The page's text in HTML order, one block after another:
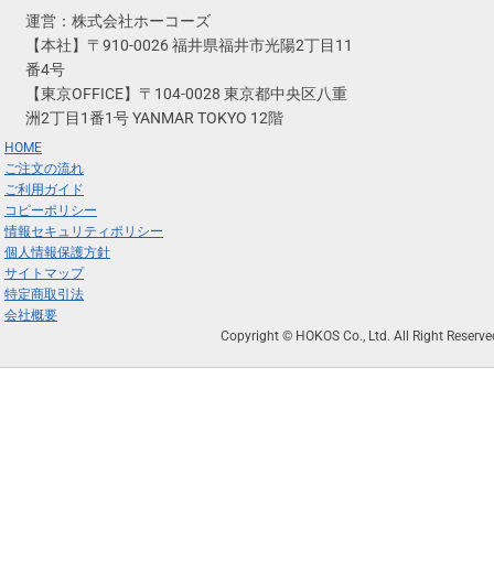
運営：株式会社ホーコーズ
【本社】〒910-0026 福井県福井市光陽2丁目11
番4号
【東京OFFICE】〒104-0028 東京都中央区八重
洲2丁目1番1号 YANMAR TOKYO 12階
HOME
ご注文の流れ
ご利用ガイド
コピーポリシー
情報セキュリティポリシー
個人情報保護方針
サイトマップ
特定商取引法
会社概要
Copyright © HOKOS Co., Ltd. All Right